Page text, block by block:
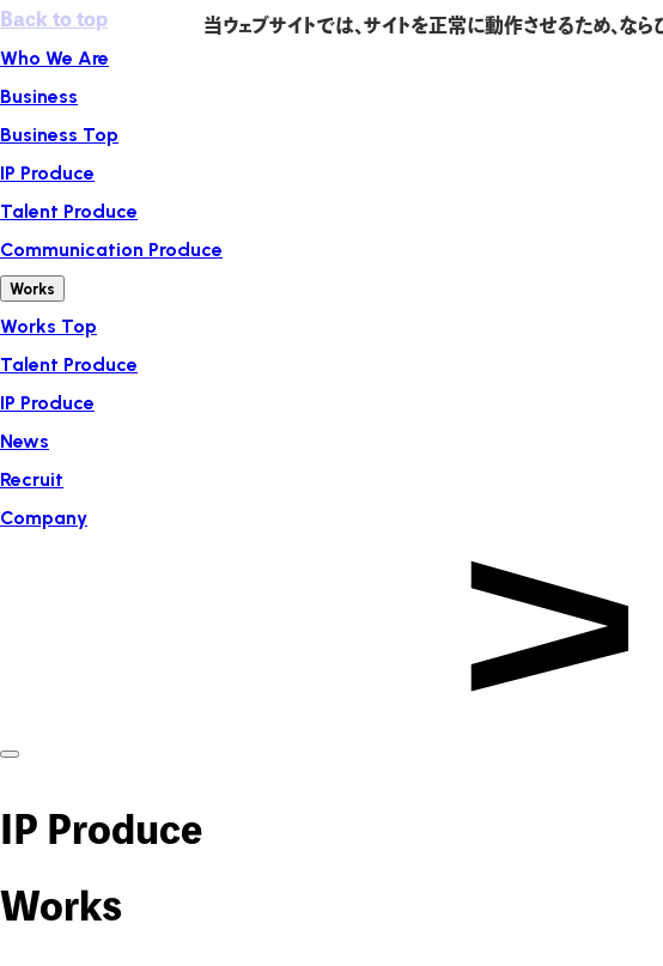
Back to top
Who We Are
Business
Business Top
IP Produce
Talent Produce
Communication Produce
Works
Works Top
Talent Produce
IP Produce
News
Recruit
Company
IP Produce
Works
当ウェブサイトでは、サイトを正常に動作させるため、